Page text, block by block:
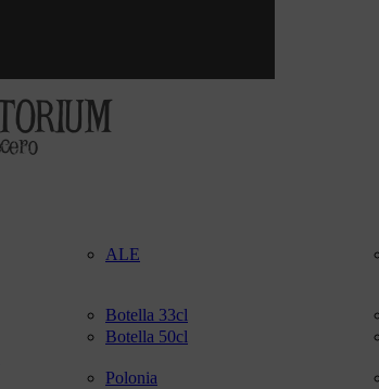
ALE
Botella 33cl
Botella 50cl
Polonia